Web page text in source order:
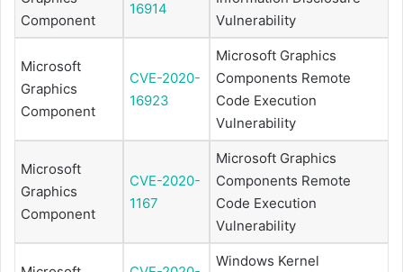
Component
16914
Vulnerability
Microsoft
Graphics
Component
CVE-2020-
16923
Microsoft Graphics
Components Remote
Code Execution
Vulnerability
Microsoft
Graphics
Component
CVE-2020-
1167
Microsoft Graphics
Components Remote
Code Execution
Vulnerability
Windows Kernel